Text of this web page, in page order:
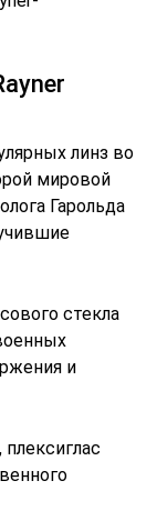
линз во
мировой
Гарольда
стекла
и